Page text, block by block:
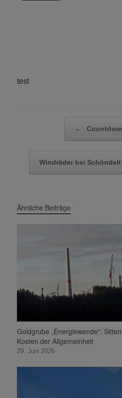
test
←
Windräder bei
Ähnliche Beiträge
Goldgrube „Energiewende“:
Kosten der Allgemeinheit
29. Juni 2026